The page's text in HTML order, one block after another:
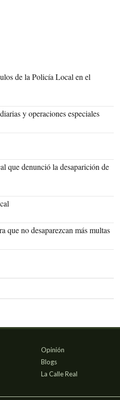
de la Policía Local en el
y operaciones especiales
que denunció la desaparición de
que no desaparezcan más multas
Opinión
Blogs
La Calle Real